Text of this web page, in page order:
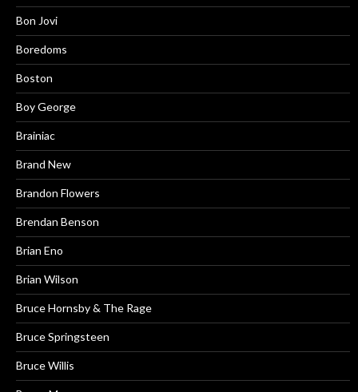
Bon Jovi
Boredoms
Boston
Boy George
Brainiac
Brand New
Brandon Flowers
Brendan Benson
Brian Eno
Brian Wilson
Bruce Hornsby & The Rage
Bruce Springsteen
Bruce Willis